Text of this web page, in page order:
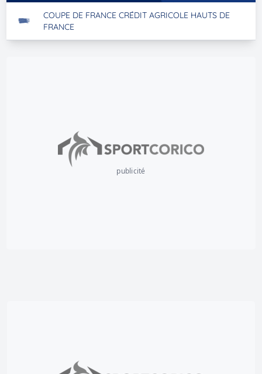
COUPE DE FRANCE CRÉDIT AGRICOLE HAUTS DE
FRANCE
publicité